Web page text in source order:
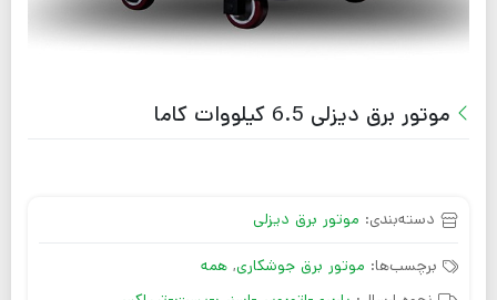
موتور برق دیزلی 6.5 کیلووات کاما
دسته‌بندی: موتور برق دیزلی
برچسب‌ها: موتور برق جوشکاری, همه